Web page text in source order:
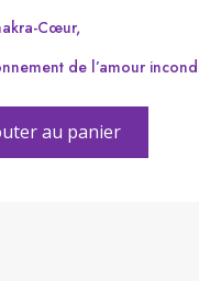
Cœur,
de l’amour
au panier